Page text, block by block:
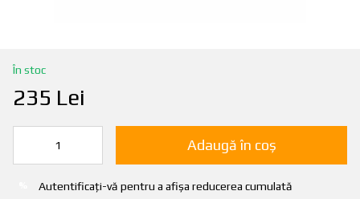
În stoc
235 Lei
Adaugă în coș
Autentificați-vă pentru a afișa reducerea cumulată